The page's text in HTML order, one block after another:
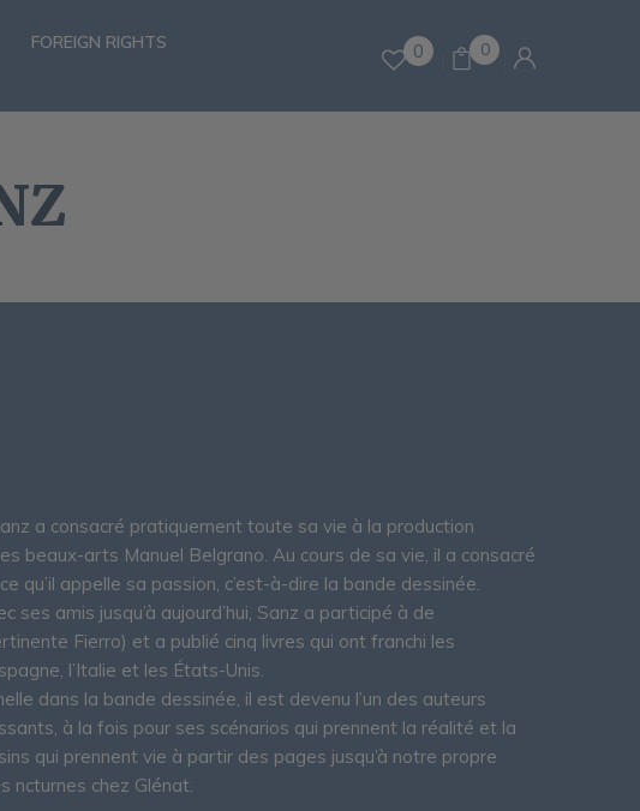
FOREIGN RIGHTS
0 0
a consacré pratiquement toute sa vie à la production
beaux-arts Manuel Belgrano. Au cours de sa vie, il a consacré
qu’il appelle sa passion, c’est-à-dire la bande dessinée.
ses amis jusqu’à aujourd’hui, Sanz a participé à de
Fierro) et a publié cinq livres qui ont franchi les
l’Italie et les États-Unis.
dans la bande dessinée, il est devenu l’un des auteurs
à la fois pour ses scénarios qui prennent la réalité et la
qui prennent vie à partir des pages jusqu’à notre propre
ncturnes chez Glénat.